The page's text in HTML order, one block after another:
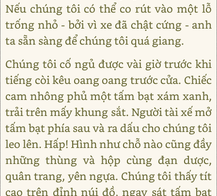
Nếu chúng tôi có thể co rút vào một lỗ
trống nhỏ - bởi vì xe đã chật cứng - anh
ta sẵn sàng để chúng tôi quá giang.
Chúng tôi cố ngủ được vài giờ trước khi
tiếng còi kêu oang oang trước cửa. Chiếc
cam nhông phủ một tấm bạt xám xanh,
trải trên mấy khung sắt. Người tài xế mở
tấm bạt phía sau và ra dấu cho chúng tôi
leo lên. Hấp! Hình như chỗ nào cũng đầy
những thùng và hộp cùng đạn dược,
quân trang, yên ngựa. Chúng tôi thấy tít
cao trên đỉnh núi đồ, ngay sát tấm bạt